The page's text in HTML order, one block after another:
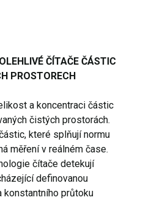
ČÍTAČE ČÁSTIC
PROSTORECH
a koncentraci částic
čistých prostorách.
které splňují normu
měření v reálném čase.
čítače detekují
definovanou
konstantního průtoku